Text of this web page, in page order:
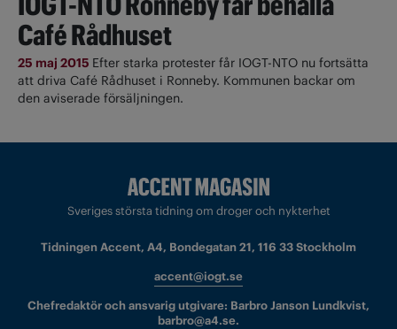
Café Rådhuset
25 maj 2015 Efter starka protester får IOGT-NTO nu fortsätta
att driva Café Rådhuset i Ronneby. Kommunen backar om
den aviserade försäljningen.
Sveriges största tidning om droger och nykterhet
Tidningen Accent, A4, Bondegatan 21, 116 33 Stockholm
accent@iogt.se
Chefredaktör och ansvarig utgivare: Barbro Janson Lundkvist,
barbro@a4.se.